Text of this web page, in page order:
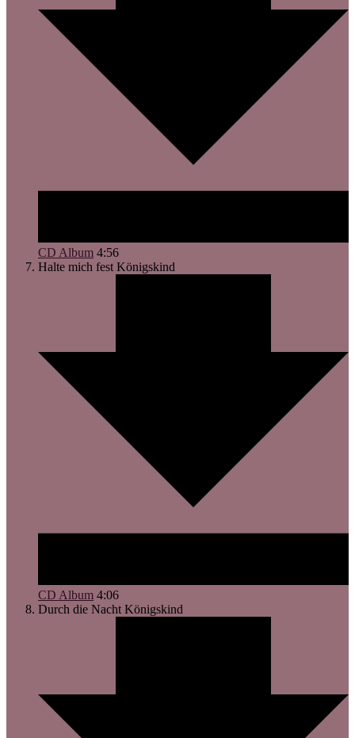
CD Album 4:56
Halte mich fest Königskind
CD Album 4:06
Durch die Nacht Königskind